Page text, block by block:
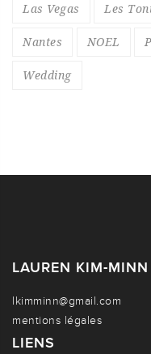
Las Vegas Les
Nantes NOEL
Wedding
LAUREN KIM-MINN
lkimminn@gmail.com
mentions légales
LIENS